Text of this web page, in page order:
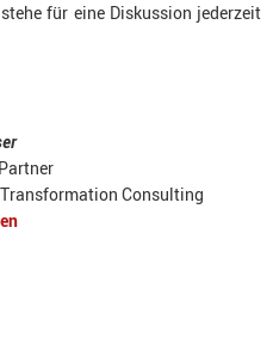
für eine Diskussion jederzeit
Consulting